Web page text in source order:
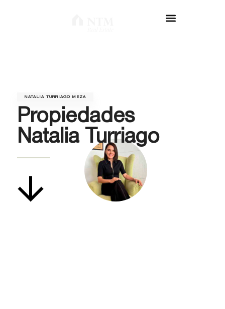
NATALIA TURRIAGO MEZA
Propiedades
Natalia Turriago
01